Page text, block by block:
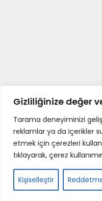
Gizliliğinize değer
Tarama deneyiminizi
reklamlar ya da içerikler
etmek için çerezleri
tıklayarak, çerez
Kişiselleştir